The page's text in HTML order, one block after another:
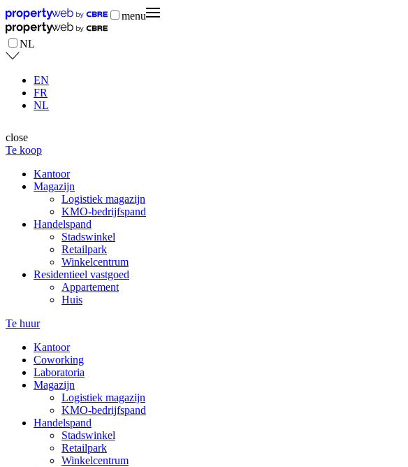
menu
NL
EN
FR
NL
close
Te koop
Kantoor
Magazijn
Logistiek magazijn
KMO-bedrijfspand
Handelspand
Stadswinkel
Retailpark
Winkelcentrum
Residentieel vastgoed
Appartement
Huis
Te huur
Kantoor
Coworking
Laboratoria
Magazijn
Logistiek magazijn
KMO-bedrijfspand
Handelspand
Stadswinkel
Retailpark
Winkelcentrum